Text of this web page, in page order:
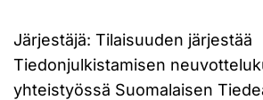
Järjestäjä: Tilaisuuden järjestää
Tiedonjulkistamisen
yhteistyössä Suomalaisen